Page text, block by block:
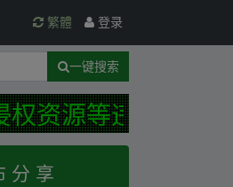
繁體 登录
一键搜索
源等违规资源！
分 享